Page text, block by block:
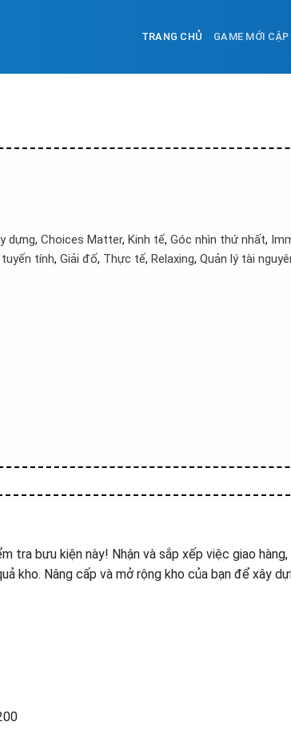
TRANG CHỦ GAME MỚI CẬP
dựng, Choices Matter, Kinh tế, Góc nhìn thứ nhất,
tuyến tính, Giải đố, Thực tế, Relaxing, Quản lý tài
tra bưu kiện này! Nhận và sắp xếp việc giao
kho. Nâng cấp và mở rộng kho của bạn để xây